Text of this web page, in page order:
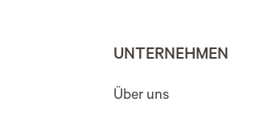
UNTERNEHMEN
Über uns